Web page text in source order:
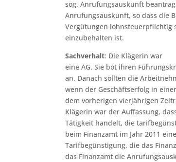
sog. Anrufungsauskunft
Anrufungsauskunft, so dass die
Vergütungen lohnsteuerpflichtig
einzubehalten ist.
Sachverhalt: Die Klägerin war
eine AG. Sie bot ihren
an. Danach sollten die
wenn der Geschäftserfolg in
dem vorherigen vierjährigen
Klägerin war der Auffassung,
Tätigkeit handelt, die
beim Finanzamt im Jahr 2011
Tarifbegünstigung, die das
das Finanzamt die